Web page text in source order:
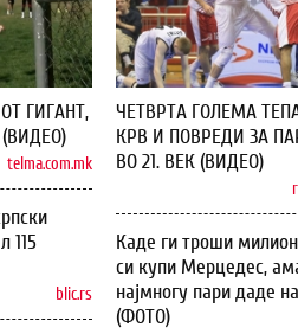
ГИГАНТ,
telma.com.mk
115
blic.rs
ЧЕТВРТА ГОЛЕМА
КРВ И ПОВРЕДИ ЗА
ВО 21. ВЕК (ВИДЕО)
Каде ги троши
си купи Мерцедес,
најмногу пари даде
(ФОТО)